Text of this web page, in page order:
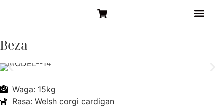
Beza
Waga: 15kg
Rasa: Welsh corgi cardigan